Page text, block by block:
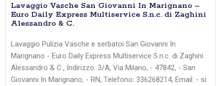
Lavaggio Vasche San Giovanni In Marignano –
Euro Daily Express Multiservice S.n.c. di Zaghini
Alessandro & C.
Lavaggio Pulizia Vasche e serbatoi San Giovanni In
Marignano - Euro Daily Express Multiservice S.n.c. di Zaghini
Alessandro & C., Indirizzo: 3/A, Via Milano, - 47842, - San
Giovanni In Marignano, - RN, Telefono: 336268214, Email: - si